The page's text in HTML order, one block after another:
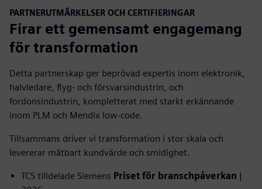
PARTNERUTMÄRKELSER OCH CERTIFIERINGAR
Firar ett gemensamt engagemang
för transformation
Detta partnerskap ger beprövad expertis inom elektronik,
halvledare, flyg- och försvarsindustrin, och
fordonsindustrin, kompletterat med starkt erkännande
inom PLM och Mendix low-code.
Tillsammans driver vi transformation i stor skala och
levererar mätbart kundvärde och smidighet.
TCS tilldelade Siemens Priset för branschpåverkan |